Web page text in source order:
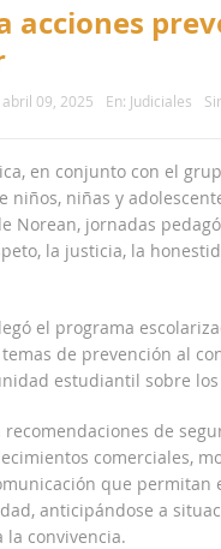
acciones
abril 09, 2025 En: Judiciales
en conjunto con el
niños, niñas y
Norean, jornadas
la justicia, la
óel programa
de prevención al
estudiantil sobre
de
comerciales,
que permitan
anticipándose a
convivencia.